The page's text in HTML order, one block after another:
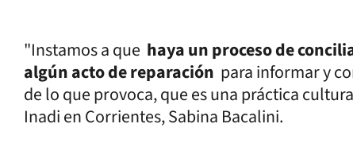
"Instamos a que haya un proceso de
algún acto de reparación para informar y
de lo que provoca, que es una práctica
Inadi en Corrientes, Sabina Bacalini.